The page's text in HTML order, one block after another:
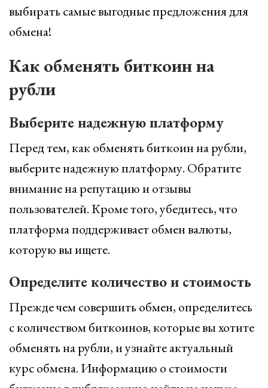
выбирать самые выгодные предложения для
обмена!
Как обменять биткоин на
рубли
Выберите надежную платформу
Перед тем, как обменять биткоин на рубли,
выберите надежную платформу. Обратите
внимание на репутацию и отзывы
пользователей. Кроме того, убедитесь, что
платформа поддерживает обмен валюты,
которую вы ищете.
Определите количество и стоимость
Прежде чем совершить обмен, определитесь
с количеством биткоинов, которые вы хотите
обменять на рубли, и узнайте актуальный
курс обмена. Информацию о стоимости